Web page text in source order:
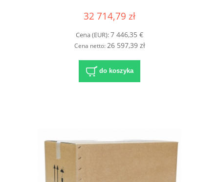
32 714,79 zł
Cena (EUR):7 446,35 €
Cena netto:26 597,39 zł
do koszyka